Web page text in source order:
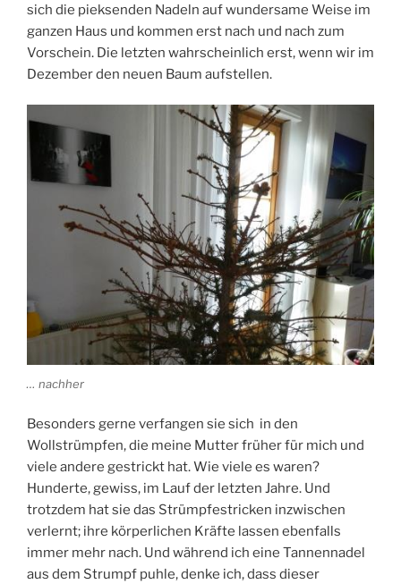
sich die pieksenden Nadeln auf wundersame Weise im
ganzen Haus und kommen erst nach und nach zum
Vorschein. Die letzten wahrscheinlich erst, wenn wir im
Dezember den neuen Baum aufstellen.
… nachher
Besonders gerne verfangen sie sich in den
Wollstrümpfen, die meine Mutter früher für mich und
viele andere gestrickt hat. Wie viele es waren?
Hunderte, gewiss, im Lauf der letzten Jahre. Und
trotzdem hat sie das Strümpfestricken inzwischen
verlernt; ihre körperlichen Kräfte lassen ebenfalls
immer mehr nach. Und während ich eine Tannennadel
aus dem Strumpf puhle, denke ich, dass dieser